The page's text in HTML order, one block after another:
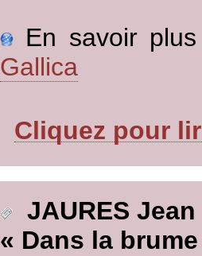
En savoir
Gallica
Cliquez pour
JAURES Jean
« Dans la